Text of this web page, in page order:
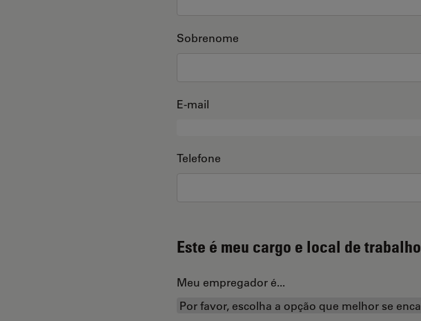
Sobrenome
E-mail
Telefone
Este é meu cargo e local de trabalho
Meu empregador é...